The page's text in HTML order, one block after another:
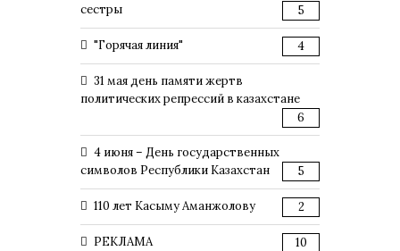
сестры
5
"Горячая линия" 4
31 мая день памяти жертв
политических репрессий в казахстане
6
4 июня – День государственных
символов Республики Казахстан
5
110 лет Касыму Аманжолову 2
РЕКЛАМА 10